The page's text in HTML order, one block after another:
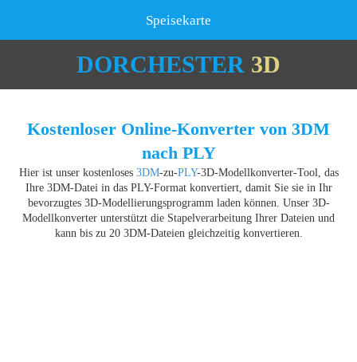
Speisekarte
DORCHESTER 3D
Kostenloser Online-Konverter von 3DM
nach PLY
Hier ist unser kostenloses 3DM-zu-PLY-3D-Modellkonverter-Tool, das
Ihre 3DM-Datei in das PLY-Format konvertiert, damit Sie sie in Ihr
bevorzugtes 3D-Modellierungsprogramm laden können. Unser 3D-
Modellkonverter unterstützt die Stapelverarbeitung Ihrer Dateien und
kann bis zu 20 3DM-Dateien gleichzeitig konvertieren.